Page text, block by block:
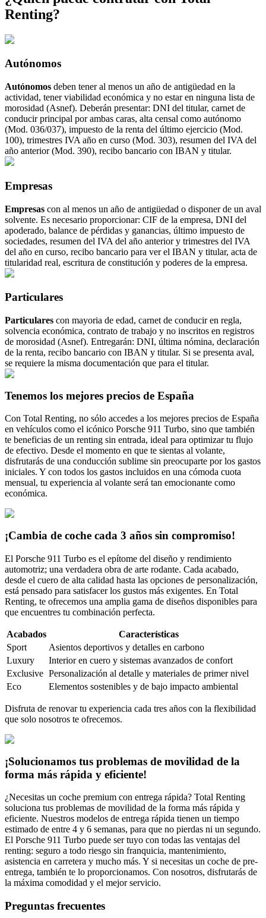
Renting?
Autónomos
Autónomos deben tener al menos un año de antigüedad en la
actividad, tener viabilidad económica y no estar en ninguna lista de
morosidad (Asnef). Deberán presentar: DNI del titular, carnet de
conducir principal por ambas caras, alta censal como autónomo
(Mod. 036/037), impuesto de la renta del último ejercicio (Mod.
100), trimestres IVA año en curso (Mod. 303), resumen del IVA del
año anterior (Mod. 390), recibo bancario con IBAN y titular.
Empresas
Empresas con al menos un año de antigüedad o disponer de un aval
solvente. Es necesario proporcionar: CIF de la empresa, DNI del
apoderado, balance de pérdidas y ganancias, último impuesto de
sociedades, resumen del IVA del año anterior y trimestres del IVA
del año en curso, recibo bancario para ver el IBAN y titular, acta de
titularidad real, escritura de constitución y poderes de la empresa.
Particulares
Particulares con mayoria de edad, carnet de conducir en regla,
solvencia económica, contrato de trabajo y no inscritos en registros
de morosidad (Asnef). Entregarán: DNI, última nómina, declaración
de la renta, recibo bancario con IBAN y titular. Si se presenta aval,
se requiere la misma documentación que para el titular.
Tenemos los mejores precios de España
Con Total Renting, no sólo accedes a los mejores precios de España
en vehículos como el icónico Porsche 911 Turbo, sino que también
te beneficias de un renting sin entrada, ideal para optimizar tu flujo
de efectivo. Desde el momento en que te sientas al volante,
disfrutarás de una conducción sublime sin preocuparte por los gastos
iniciales. Y con todos los gastos incluidos en una cómoda cuota
mensual, tu experiencia al volante será tan emocionante como
económica.
¡Cambia de coche cada 3 años sin compromiso!
El Porsche 911 Turbo es el epítome del diseño y rendimiento
automotriz; una verdadera obra de arte rodante. Cada acabado,
desde el cuero de alta calidad hasta las opciones de personalización,
está pensado para satisfacer los gustos más exigentes. En Total
Renting, te ofrecemos una amplia gama de diseños disponibles para
que encuentres tu combinación perfecta.
Acabados
Características
Sport
Asientos deportivos y detalles en carbono
Luxury
Interior en cuero y sistemas avanzados de confort
Exclusive Personalización al detalle y materiales de primer nivel
Eco
Elementos sostenibles y de bajo impacto ambiental
Disfruta de renovar tu experiencia cada tres años con la flexibilidad
que solo nosotros te ofrecemos.
¡Solucionamos tus problemas de movilidad de la
forma más rápida y eficiente!
¿Necesitas un coche premium con entrega rápida? Total Renting
soluciona tus problemas de movilidad de la forma más rápida y
eficiente. Nuestros modelos de entrega rápida tienen un tiempo
estimado de entre 4 y 6 semanas, para que no pierdas ni un segundo.
El Porsche 911 Turbo puede ser tuyo con todas las ventajas del
renting: seguro a todo riesgo sin franquicia, mantenimiento,
asistencia en carretera y mucho más. Y si necesitas un coche de pre-
entrega, también te lo proporcionamos. Con nosotros, disfrutarás de
la máxima comodidad y el mejor servicio.
Preguntas frecuentes